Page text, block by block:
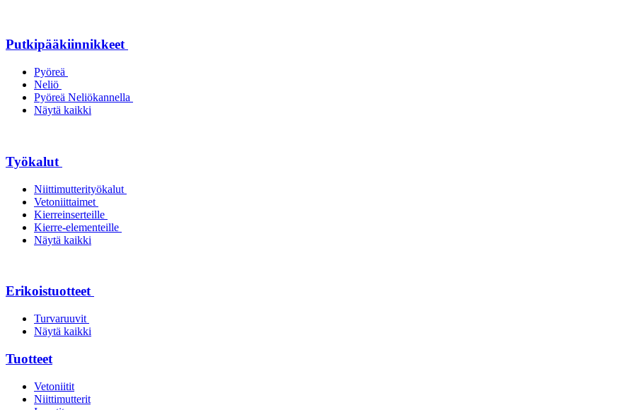
Putkipääkiinnikkeet
Pyöreä
Neliö
Pyöreä Neliökannella
Näytä kaikki
Työkalut
Niittimutterityökalut
Vetoniittaimet
Kierreinserteille
Kierre-elementeille
Näytä kaikki
Erikoistuotteet
Turvaruuvit
Näytä kaikki
Tuotteet
Vetoniitit
Niittimutterit